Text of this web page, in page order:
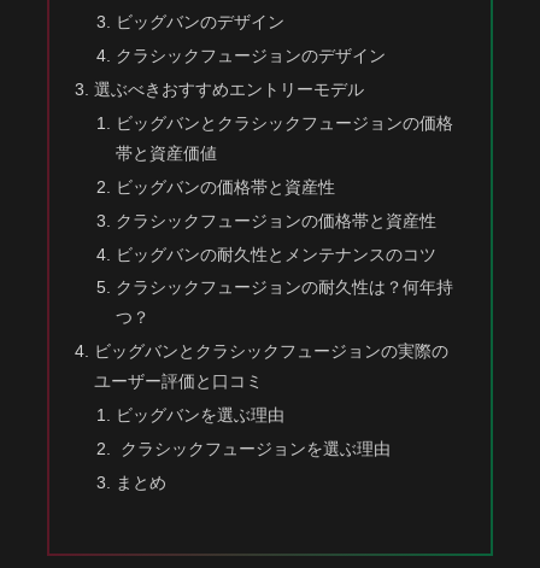
ビッグバンのデザイン
クラシックフュージョンのデザイン
選ぶべきおすすめエントリーモデル
ビッグバンとクラシックフュージョンの価格
帯と資産価値
ビッグバンの価格帯と資産性
クラシックフュージョンの価格帯と資産性
ビッグバンの耐久性とメンテナンスのコツ
クラシックフュージョンの耐久性は？何年持
つ？
ビッグバンとクラシックフュージョンの実際の
ユーザー評価と口コミ
ビッグバンを選ぶ理由
クラシックフュージョンを選ぶ理由
まとめ